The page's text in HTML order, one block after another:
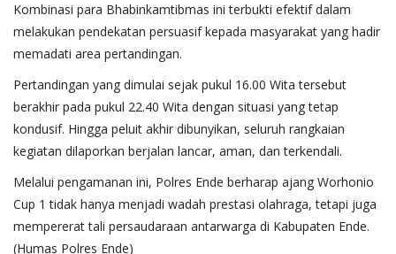
​Kombinasi para Bhabinkamtibmas ini terbukti efektif dalam
melakukan pendekatan persuasif kepada masyarakat yang hadir
memadati area pertandingan.
​Pertandingan yang dimulai sejak pukul 16.00 Wita tersebut
berakhir pada pukul 22.40 Wita dengan situasi yang tetap
kondusif. Hingga peluit akhir dibunyikan, seluruh rangkaian
kegiatan dilaporkan berjalan lancar, aman, dan terkendali.
​Melalui pengamanan ini, Polres Ende berharap ajang Worhonio
Cup 1 tidak hanya menjadi wadah prestasi olahraga, tetapi juga
mempererat tali persaudaraan antarwarga di Kabupaten Ende.
(Humas Polres Ende)